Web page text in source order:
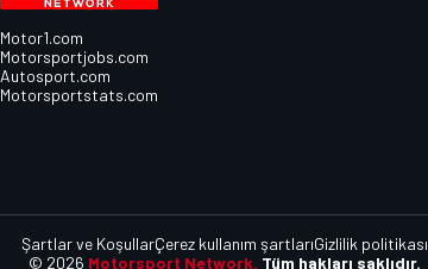
Motor1.com
Motorsportjobs.com
Autosport.com
Motorsportstats.com
© 2026 Motorsport Network. Tüm hakları saklıdır.
Şartlar ve KoşullarÇerez kullanım şartlarıGizlilik politikası